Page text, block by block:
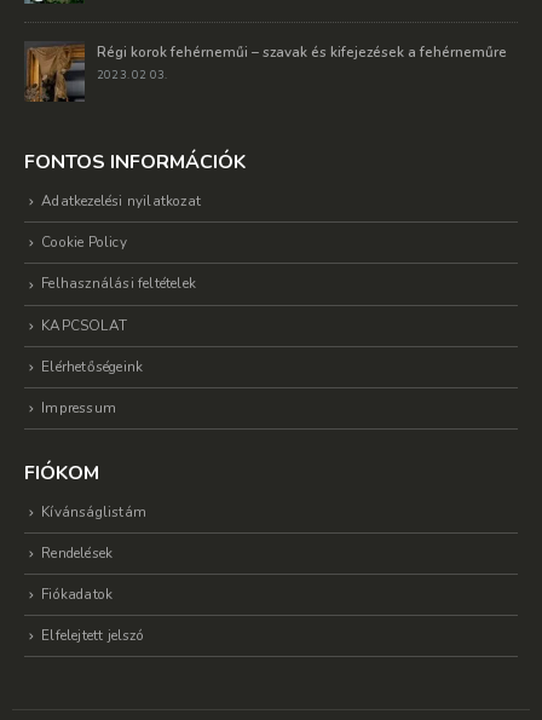
Régi korok fehérneműi – szavak és kifejezések a fehérneműre
2023. 02 03.
FONTOS INFORMÁCIÓK
Adatkezelési nyilatkozat
Cookie Policy
Felhasználási feltételek
KAPCSOLAT
Elérhetőségeink
Impressum
FIÓKOM
Kívánságlistám
Rendelések
Fiókadatok
Elfelejtett jelszó